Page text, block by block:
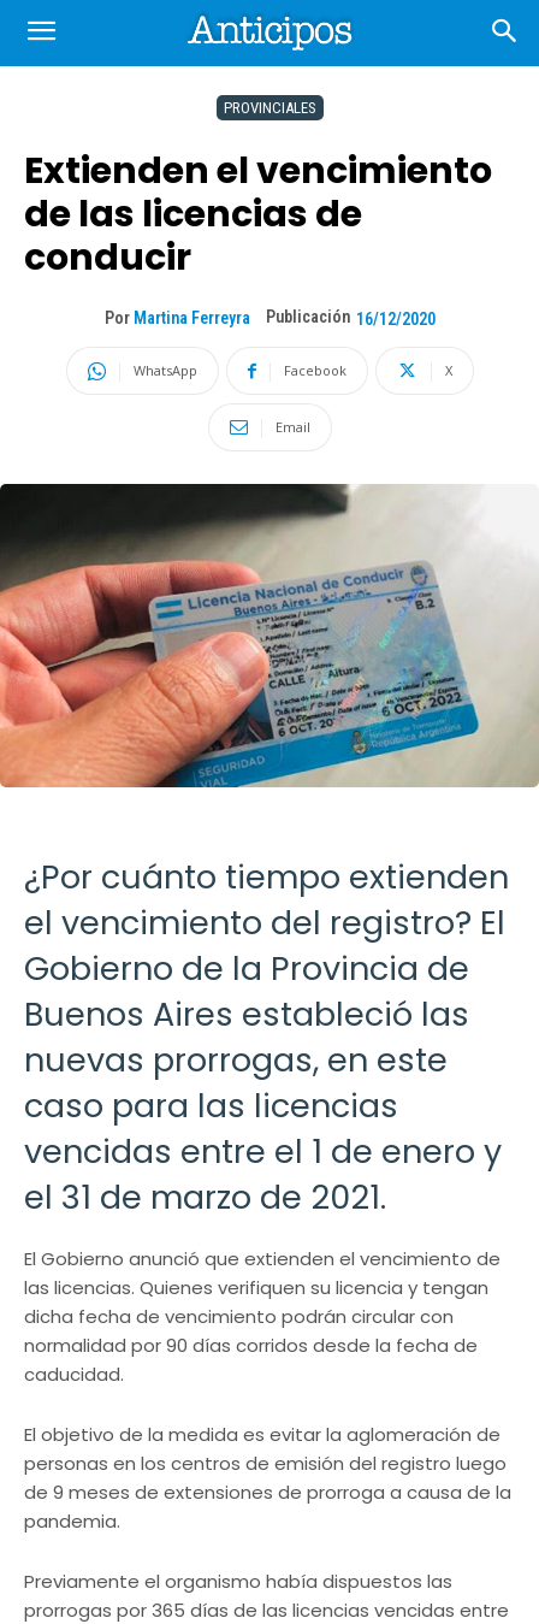
PROVINCIALES
Extienden el vencimiento
de las licencias de
conducir
Por Martina Ferreyra Publicación 16/12/2020
WhatsApp Facebook X
Email
¿Por cuánto tiempo extienden
el vencimiento del registro? El
Gobierno de la Provincia de
Buenos Aires estableció las
nuevas prorrogas, en este
caso para las licencias
vencidas entre el 1 de enero y
el 31 de marzo de 2021.
El Gobierno anunció que extienden el vencimiento de
las licencias. Quienes verifiquen su licencia y tengan
dicha fecha de vencimiento podrán circular con
normalidad por 90 días corridos desde la fecha de
caducidad.
El objetivo de la medida es evitar la aglomeración de
personas en los centros de emisión del registro luego
de 9 meses de extensiones de prorroga a causa de la
pandemia.
Previamente el organismo había dispuestos las
prorrogas por 365 días de las licencias vencidas entre